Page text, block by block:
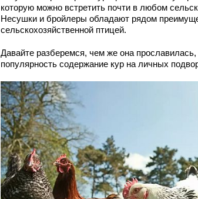
которую можно встретить почти в любом
Несушки и бройлеры обладают рядом
сельскохозяйственной птицей.
Давайте разберемся, чем же она прославилась,
популярность содержание кур на личных